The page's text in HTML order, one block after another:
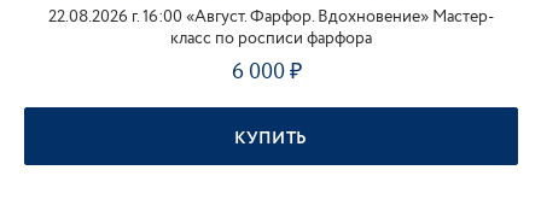
22.08.2026 г. 16:00 «Август. Фарфор. Вдохновение» Мастер-
класс по росписи фарфора
6 000
КУПИТЬ